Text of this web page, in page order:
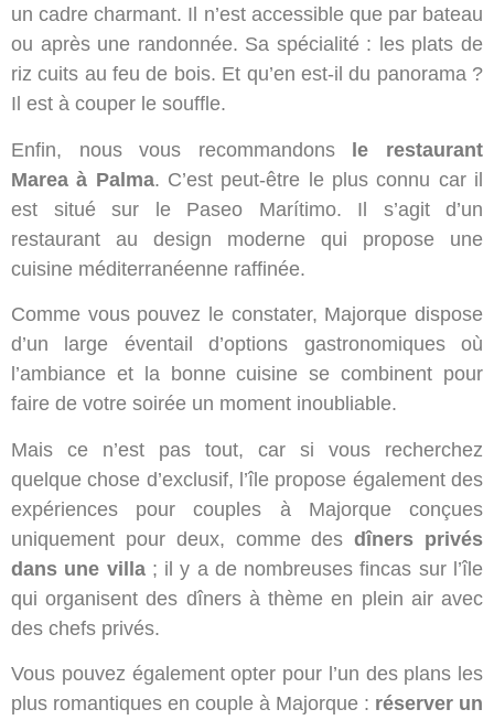
un cadre charmant. Il n’est accessible que par bateau
ou après une randonnée. Sa spécialité : les plats de
riz cuits au feu de bois. Et qu’en est-il du panorama ?
Il est à couper le souffle.
Enfin, nous vous recommandons le restaurant
Marea à Palma. C’est peut-être le plus connu car il
est situé sur le Paseo Marítimo. Il s’agit d’un
restaurant au design moderne qui propose une
cuisine méditerranéenne raffinée.
Comme vous pouvez le constater, Majorque dispose
d’un large éventail d’options gastronomiques où
l’ambiance et la bonne cuisine se combinent pour
faire de votre soirée un moment inoubliable.
Mais ce n’est pas tout, car si vous recherchez
quelque chose d’exclusif, l’île propose également des
expériences pour couples à Majorque conçues
uniquement pour deux, comme desdîners privés
dans une villa; il y a de nombreuses fincas sur l’île
qui organisent des dîners à thème en plein air avec
des chefs privés.
Vous pouvez également opter pour l’un des plans les
plus romantiques en couple à Majorque : réserver un